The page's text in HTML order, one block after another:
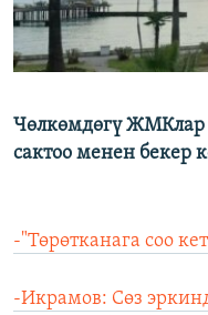
Чөлкөмдөгү ЖМКлар
сактоо менен бекер
-"Төрөтканага соо
-Икрамов: Cөз